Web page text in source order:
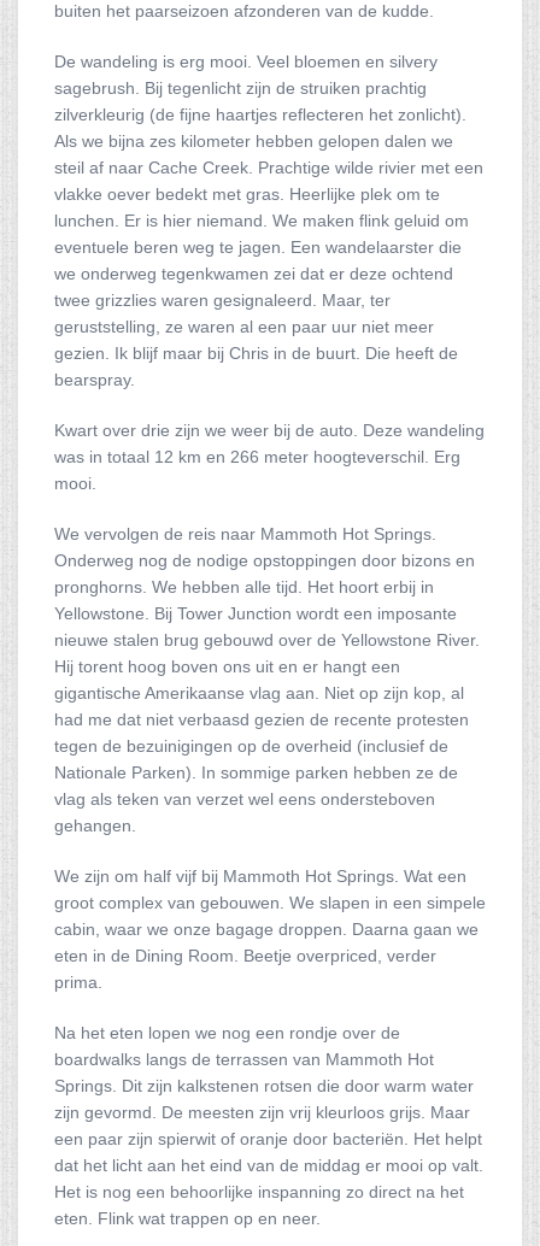
buiten het paarseizoen afzonderen van de kudde.
De wandeling is erg mooi. Veel bloemen en silvery
sagebrush. Bij tegenlicht zijn de struiken prachtig
zilverkleurig (de fijne haartjes reflecteren het zonlicht).
Als we bijna zes kilometer hebben gelopen dalen we
steil af naar Cache Creek. Prachtige wilde rivier met een
vlakke oever bedekt met gras. Heerlijke plek om te
lunchen. Er is hier niemand. We maken flink geluid om
eventuele beren weg te jagen. Een wandelaarster die
we onderweg tegenkwamen zei dat er deze ochtend
twee grizzlies waren gesignaleerd. Maar, ter
geruststelling, ze waren al een paar uur niet meer
gezien. Ik blijf maar bij Chris in de buurt. Die heeft de
bearspray.
Kwart over drie zijn we weer bij de auto. Deze wandeling
was in totaal 12 km en 266 meter hoogteverschil. Erg
mooi.
We vervolgen de reis naar Mammoth Hot Springs.
Onderweg nog de nodige opstoppingen door bizons en
pronghorns. We hebben alle tijd. Het hoort erbij in
Yellowstone. Bij Tower Junction wordt een imposante
nieuwe stalen brug gebouwd over de Yellowstone River.
Hij torent hoog boven ons uit en er hangt een
gigantische Amerikaanse vlag aan. Niet op zijn kop, al
had me dat niet verbaasd gezien de recente protesten
tegen de bezuinigingen op de overheid (inclusief de
Nationale Parken). In sommige parken hebben ze de
vlag als teken van verzet wel eens ondersteboven
gehangen.
We zijn om half vijf bij Mammoth Hot Springs. Wat een
groot complex van gebouwen. We slapen in een simpele
cabin, waar we onze bagage droppen. Daarna gaan we
eten in de Dining Room. Beetje overpriced, verder
prima.
Na het eten lopen we nog een rondje over de
boardwalks langs de terrassen van Mammoth Hot
Springs. Dit zijn kalkstenen rotsen die door warm water
zijn gevormd. De meesten zijn vrij kleurloos grijs. Maar
een paar zijn spierwit of oranje door bacteriën. Het helpt
dat het licht aan het eind van de middag er mooi op valt.
Het is nog een behoorlijke inspanning zo direct na het
eten. Flink wat trappen op en neer.